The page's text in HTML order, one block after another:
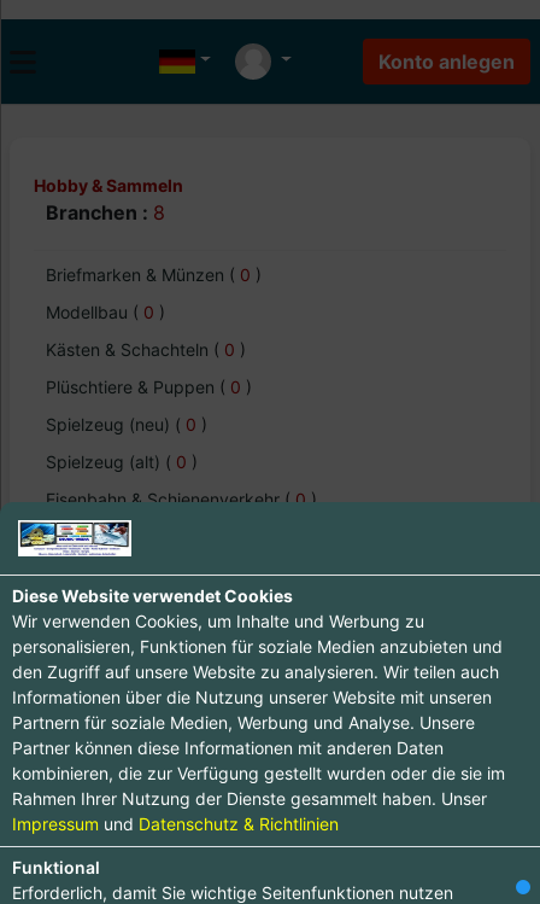
Hobby & Sammeln
Branchen : 8
Briefmarken & Münzen ( 0 )
Modellbau ( 0 )
Kästen & Schachteln ( 0 )
Plüschtiere & Puppen ( 0 )
Spielzeug (neu) ( 0 )
Spielzeug (alt) ( 0 )
Eisenbahn & Schienenverkehr(0)
Modellbahn
Hobby & Sammeln -> Briefmarken &
Münzen
Einträge :0
Diese Website verwendet Cookies
Wir verwenden Cookies, um Inhalte und Werbung zu
personalisieren, Funktionen für soziale Medien anzubieten und
den Zugriff auf unsere Website zu analysieren. Wir teilen auch
Informationen über die Nutzung unserer Website mit unseren
Partnern für soziale Medien, Werbung und Analyse. Unsere
Partner können diese Informationen mit anderen Daten
kombinieren, die zur Verfügung gestellt wurden oder die sie im
Rahmen Ihrer Nutzung der Dienste gesammelt haben. Unser
Impressum und Datenschutz & Richtlinien
Funktional
Erforderlich, damit Sie wichtige Seitenfunktionen nutzen